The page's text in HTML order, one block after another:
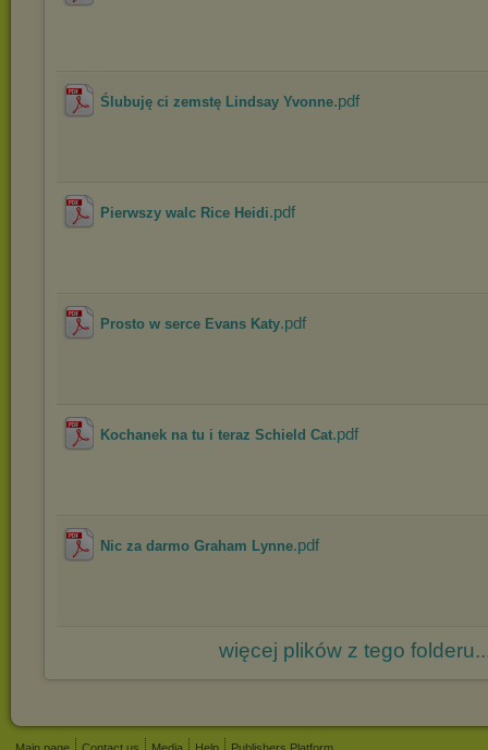
Ślubuję ci zemstę Lindsay Yvonne.pdf
Pierwszy walc Rice Heidi.pdf
Prosto w serce Evans Katy.pdf
Kochanek na tu i teraz Schield Cat.pdf
Nic za darmo Graham Lynne.pdf
więcej plików z tego